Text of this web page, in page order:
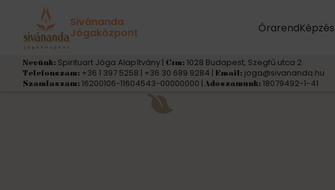
Sivánanda
Jógaközpont Órarend
Nevünk: Spirituart Jóga Alapítvány | Cím: 1028 Budapest, Szegfű utca 2
Telefonszám: +36 1 397 5258 | +36 30 689 9284 | Email: joga@sivananda.hu
Számlaszám: 16200106-11604543-00000000 | Adószámunk: 18079492-1-41